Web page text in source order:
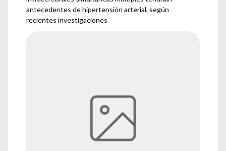
antecedentes de hipertensión arterial, según
recientes investigaciones